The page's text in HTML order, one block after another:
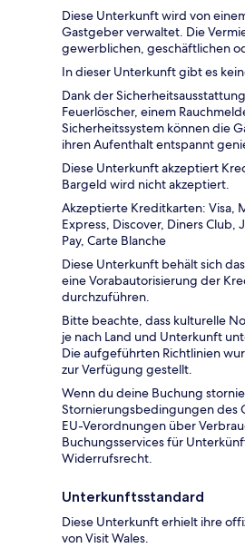
Diese Unterkunft wird von
Gastgeber verwaltet. Die
gewerblichen, geschäftlichen
In dieser Unterkunft gibt es
Dank der
Feuerlöscher, einem
Sicherheitssystem können die
ihren Aufenthalt entspannt
Diese Unterkunft akzeptiert
Bargeld wird nicht akzeptiert.
Akzeptierte Kreditkarten: Visa,
Express, Discover, Diners Club,
Pay, Carte Blanche
Diese Unterkunft behält sich
eine Vorabautorisierung der
durchzuführen.
Bitte beachte, dass kulturelle
je nach Land und Unterkunft
Die aufgeführten Richtlinien
zur Verfügung gestellt.
Wenn du deine Buchung
Stornierungsbedingungen des
EU-Verordnungen über
Buchungsservices für
Widerrufsrecht.
Unterkunftsstandard
Diese Unterkunft erhielt ihre
von Visit Wales.